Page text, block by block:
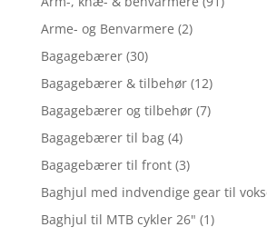
Arme- og Benvarmere (2)
Bagagebærer (30)
Bagagebærer & tilbehør (12)
Bagagebærer og tilbehør (7)
Bagagebærer til bag (4)
Bagagebærer til front (3)
Baghjul med indvendige gear til
Baghjul til MTB cykler 26" (1)